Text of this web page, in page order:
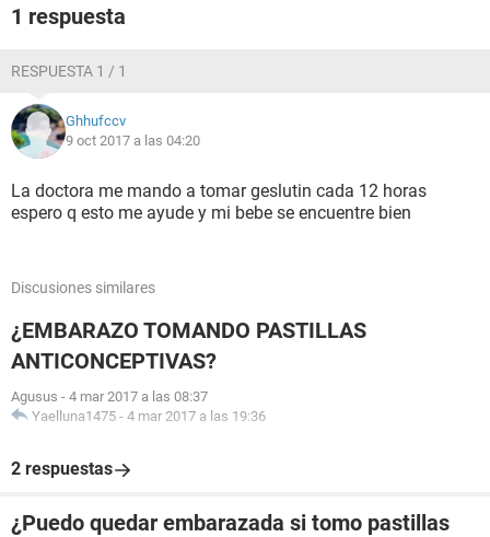
1 respuesta
RESPUESTA 1 / 1
Ghhufccv
9 oct 2017 a las 04:20
La doctora me mando a tomar geslutin cada 12 horas
espero q esto me ayude y mi bebe se encuentre bien
Discusiones similares
¿EMBARAZO TOMANDO PASTILLAS
ANTICONCEPTIVAS?
Agusus - 4 mar 2017 a las 08:37
Yaelluna1475 - 4 mar 2017 a las 19:36
2 respuestas
¿Puedo quedar embarazada si tomo pastillas